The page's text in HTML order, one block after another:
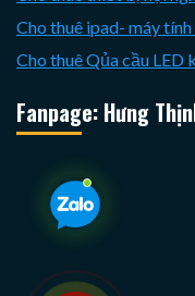
Cho thuê ipad- máy
Cho thuê Qủa cầu
Fanpage: Hưng